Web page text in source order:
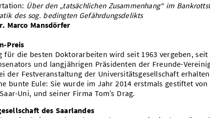
Über den „tatsächlichen Zusammenhang“ im
des sog. bedingten Gefährdungsdelikts
Marco Mansdörfer
Preis
für die besten Doktorarbeiten wird seit 1963 vergeben,
und langjährigen Präsidenten der Freunde-
der Festveranstaltung der Universitätsgesellschaft
bunte Eule: Sie wurde im Jahr 2014 erstmals gestiftet
Uni, und seiner Firma Tom’s Drag.
des Saarlandes